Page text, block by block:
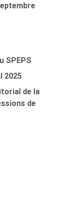
SPEPS
2025
de la
de